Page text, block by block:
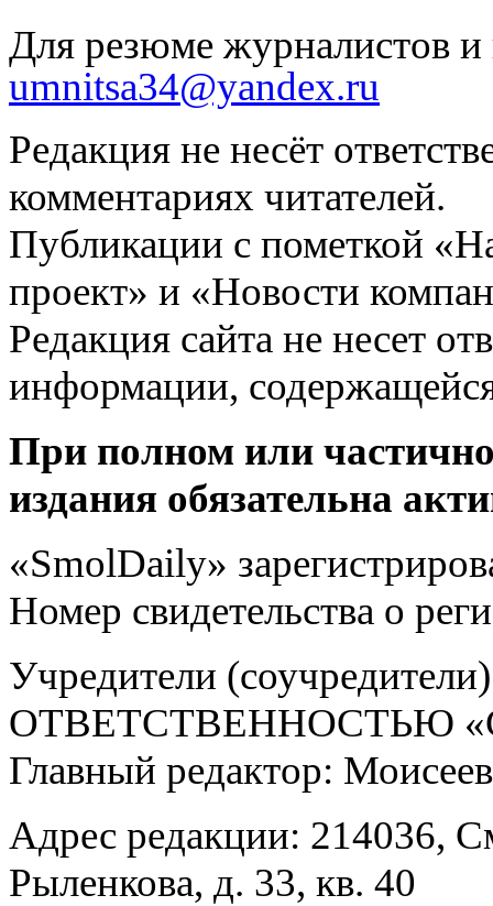
Для резюме журналистов и
umnitsa34@yandex.ru
Редакция не несёт
комментариях читателей.
Публикации с пометкой
проект» и «Новости
Редакция сайта не несет
информации,
При полном или
издания обязательна
«SmolDaily»
Номер свидетельства о
Учредители
ОТВЕТСТВЕННОСТЬЮ
Главный редактор:
Адрес редакции: 214036,
Рыленкова, д. 33, кв. 40